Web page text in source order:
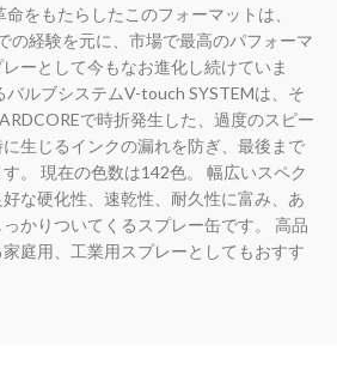
をもたらしたこのフォーマットは、
の経験を元に、市場で最高のパフォーマ
ーとして今もなお進化し続けていま
ルブシステムV-touch SYSTEMは、そ
で時折発生した、過度のスピー
生じるインクの漏れを防ぎ、最後まで
。 現在の色数は142色。 幅広いスペク
な硬化性、速乾性、耐久性に富み、あ
かりついてくるスプレー缶です。 高品
庭用、工業用スプレーとしてもおすす